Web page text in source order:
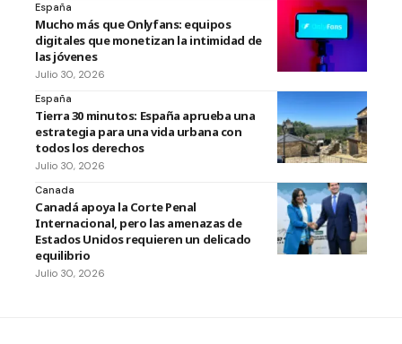
España
Mucho más que Onlyfans: equipos
digitales que monetizan la intimidad de
las jóvenes
Julio 30, 2026
España
Tierra 30 minutos: España aprueba una
estrategia para una vida urbana con
todos los derechos
Julio 30, 2026
Canada
Canadá apoya la Corte Penal
Internacional, pero las amenazas de
Estados Unidos requieren un delicado
equilibrio
Julio 30, 2026